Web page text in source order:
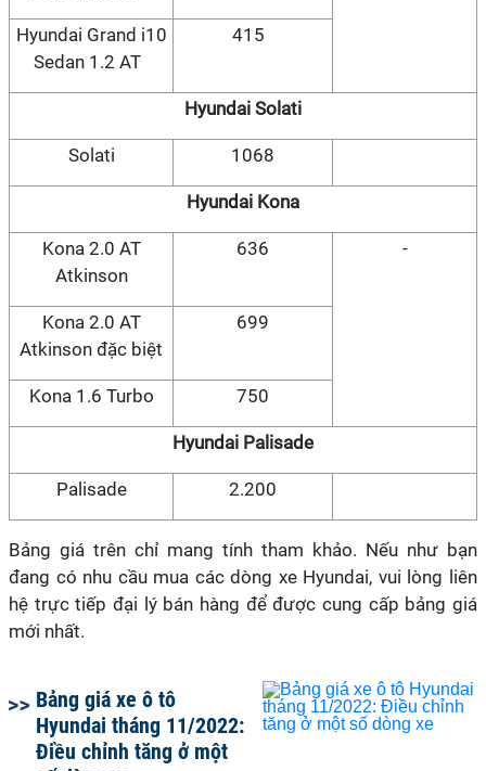
Hyundai Grand i10
Sedan 1.2 AT
415
Hyundai Solati
Solati 1068
Hyundai Kona
Kona 2.0 AT
Atkinson
636 -
Kona 2.0 AT
Atkinson đặc biệt
699
Kona 1.6 Turbo 750
Hyundai Palisade
Palisade 2.200
Bảng giá trên chỉ mang tính tham khảo. Nếu như bạn
đang có nhu cầu mua các dòng xe Hyundai, vui lòng liên
hệ trực tiếp đại lý bán hàng để được cung cấp bảng giá
mới nhất.
Bảng giá xe ô tô
Hyundai tháng 11/2022:
Điều chỉnh tăng ở một